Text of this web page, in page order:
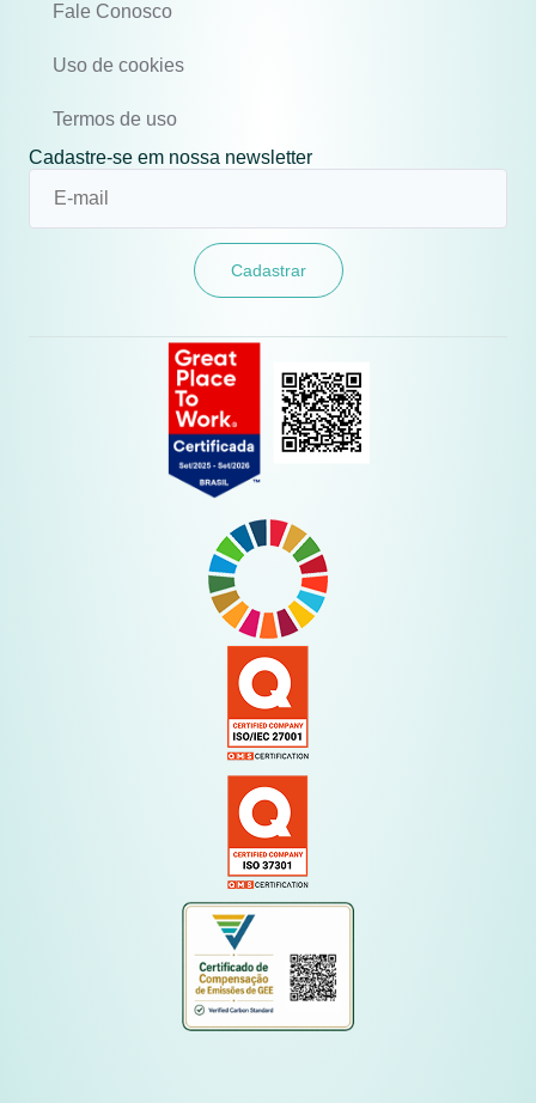
Fale Conosco
Uso de cookies
Termos de uso
Cadastre-se em nossa newsletter
Cadastrar